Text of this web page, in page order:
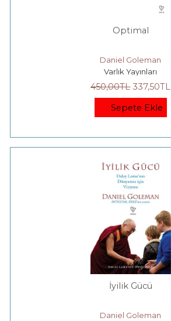
Optimal
Daniel Goleman
Varlık Yayınları
450,00TL 337,50TL
Sepete Ekle
İyilik Gücü
Daniel Goleman